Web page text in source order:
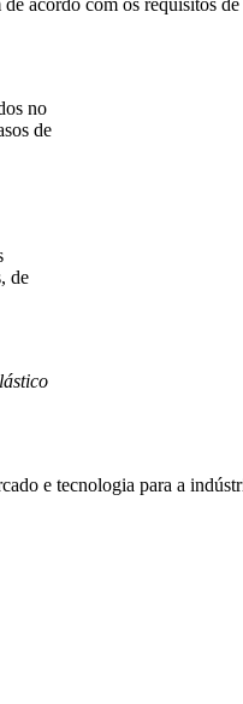
acordo com os requisitos
no
de
de
e tecnologia para a